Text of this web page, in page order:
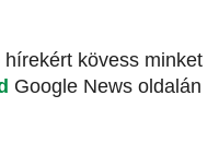
hírekért kövess minket
Google News oldalán